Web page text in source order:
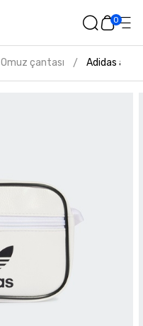
0
Omuz çantası / Adidas